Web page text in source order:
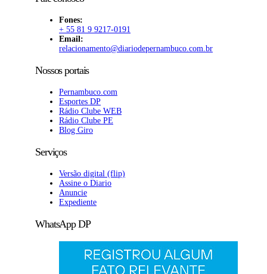
Fones:
+ 55 81 9 9217-0191
Email:
relacionamento@diariodepernambuco.com.br
Nossos portais
Pernambuco.com
Esportes DP
Rádio Clube WEB
Rádio Clube PE
Blog Giro
Serviços
Versão digital (flip)
Assine o Diario
Anuncie
Expediente
WhatsApp DP